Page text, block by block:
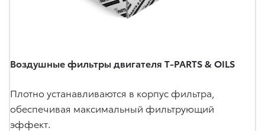
Воздушные фильтры двигателя T-PARTS & OILS
Плотно устанавливаются в корпус фильтра,
обеспечивая максимальный фильтрующий
эффект.